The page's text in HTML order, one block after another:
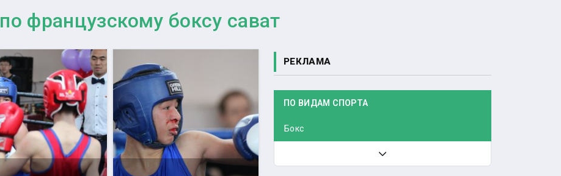
французскому боксу сават
РЕКЛАМА
ПО ВИДАМ СПОРТА
Бокс